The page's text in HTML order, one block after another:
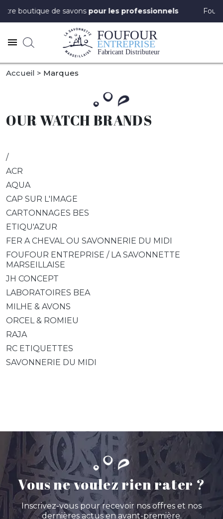
boutique de savonspour les professionnels
Accueil Marques
OUR WATCH BRANDS
/
ACR
AQUA
CAP SUR L'IMAGE
CARTONNAGES BES
ETIQU'AZUR
FER A CHEVAL OU SAVONNERIE DU MIDI
FOUFOUR ENTREPRISE / LA SAVONNETTE
MARSEILLAISE
JH CONCEPT
LABORATOIRES BEA
MILHE & AVONS
ORCEL & ROMIEU
RAJA
RC ETIQUETTES
SAVONNERIE DU MIDI
Vous ne voulez rien rater ?
Inscrivez-vous pour recevoir nos offres et nos
dernières actus en avant-première.